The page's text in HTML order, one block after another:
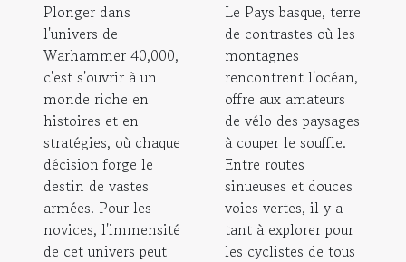
Plonger dans
l'univers de
Warhammer 40,000,
c'est s'ouvrir à un
monde riche en
histoires et en
stratégies, où chaque
décision forge le
destin de vastes
armées. Pour les
novices, l'immensité
de cet univers peut
Le Pays basque, terre
de contrastes où les
montagnes
rencontrent l'océan,
offre aux amateurs
de vélo des paysages
à couper le souffle.
Entre routes
sinueuses et douces
voies vertes, il y a
tant à explorer pour
les cyclistes de tous